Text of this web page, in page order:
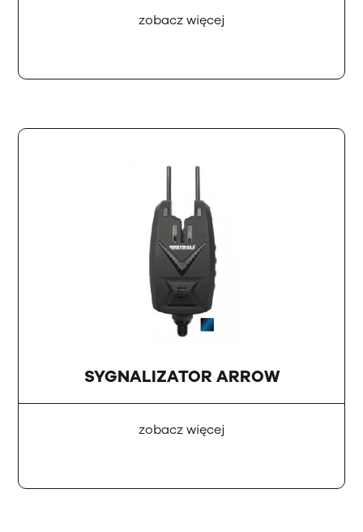
zobacz więcej
SYGNALIZATOR ARROW
zobacz więcej